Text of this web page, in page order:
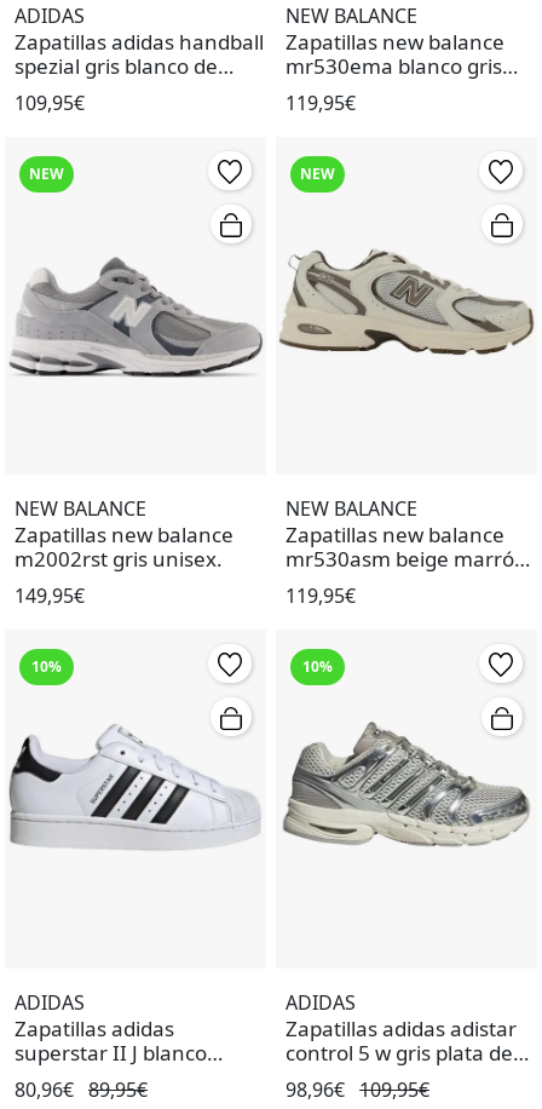
ADIDAS
Zapatillas adidas handball
spezial gris blanco de
mujer.
109,95€
NEW BALANCE
Zapatillas new balance
mr530ema blanco gris
unisex.
119,95€
NEW
NEW BALANCE
Zapatillas new balance
m2002rst gris unisex.
149,95€
NEW
NEW BALANCE
Zapatillas new balance
mr530asm beige marrón
de mujer.
119,95€
10%
ADIDAS
Zapatillas adidas
superstar II J blanco
negro de niño.
80,96€ 89,95€
10%
ADIDAS
Zapatillas adidas adistar
control 5 w gris plata de
mujer.
98,96€ 109,95€